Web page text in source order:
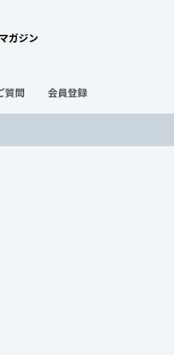
ガジン
質問 会員登録